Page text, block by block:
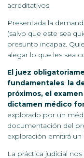
acreditativos.
Presentada la
(salvo que este sea
presunto incapaz.
alegar lo que les sea
El juez
fundamentales: la
próximos, el
dictamen médico
explorado por un
documentación del
exploración emitirá un
La práctica judicial